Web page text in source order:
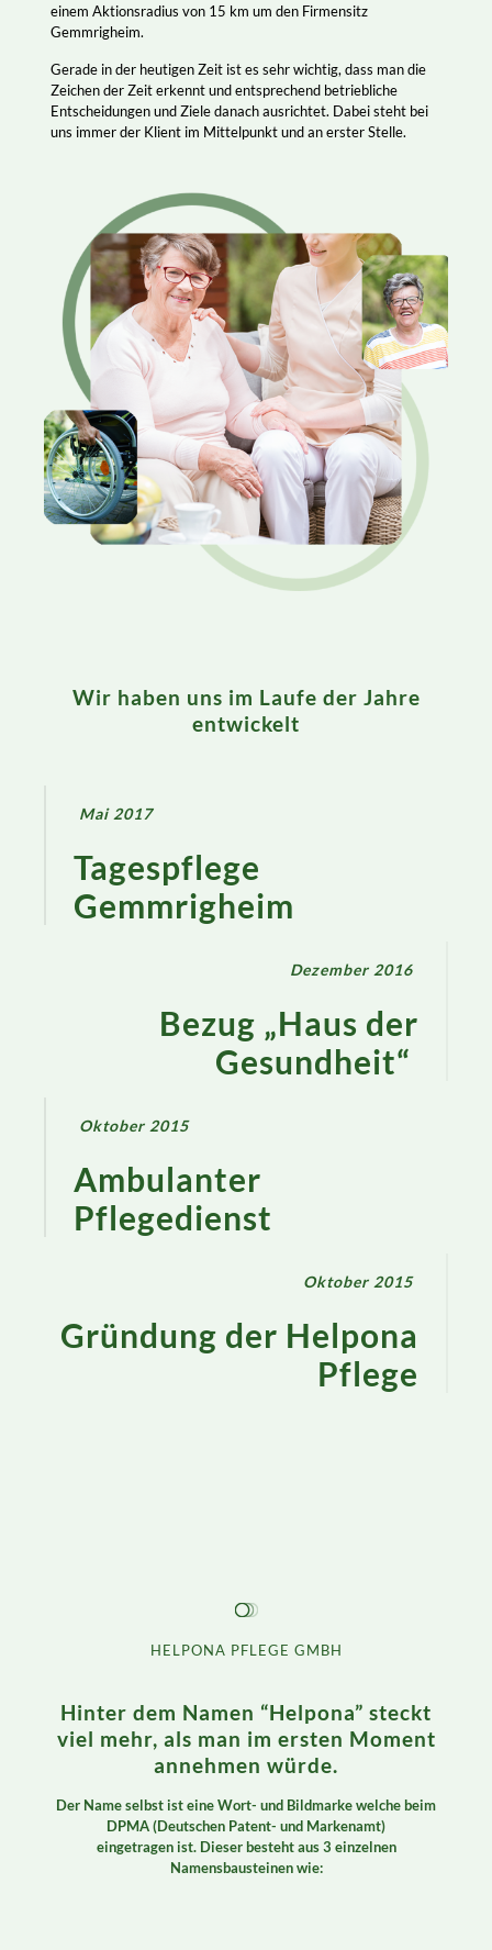
einem Aktionsradius von 15 km um den Firmensitz
Gemmrigheim.
Gerade in der heutigen Zeit ist es sehr wichtig, dass man die
Zeichen der Zeit erkennt und entsprechend betriebliche
Entscheidungen und Ziele danach ausrichtet. Dabei steht bei
uns immer der Klient im Mittelpunkt und an erster Stelle.
Wir haben uns im Laufe der Jahre
entwickelt
Mai 2017
Tagespflege
Gemmrigheim
Dezember 2016
Bezug „Haus der
Gesundheit“
Oktober 2015
Ambulanter
Pflegedienst
Oktober 2015
Gründung der Helpona
Pflege
HELPONA PFLEGE GMBH
Hinter dem Namen “Helpona” steckt
viel mehr, als man im ersten Moment
annehmen würde.
Der Name selbst ist eine Wort- und Bildmarke welche beim
DPMA (Deutschen Patent- und Markenamt)
eingetragen ist. Dieser besteht aus 3 einzelnen
Namensbausteinen wie: